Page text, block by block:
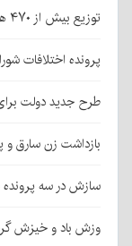
توزیع بیش از ۴۷۰ هزار لیتر آب میان عزاداران جامانده اربعین در کرمان
پرونده اختلافات
طرح جدید دولت
بازداشت زن سارق و پسر ۱۲ ساله‌اش
سازش در سه پرونده
وزش باد و خیزش